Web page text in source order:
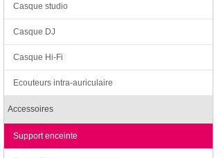
Casque studio
Casque DJ
Casque Hi-Fi
Ecouteurs intra-auriculaire
Accessoires
Support enceinte